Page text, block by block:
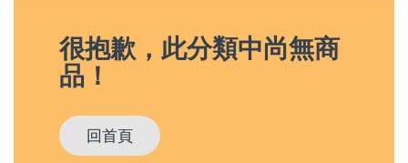
很抱歉，此分類中尚無商
品！
回首頁